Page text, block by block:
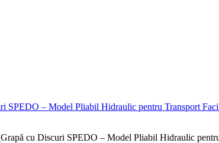
Grapă cu Discuri SPEDO – Model Pliabil Hidraulic